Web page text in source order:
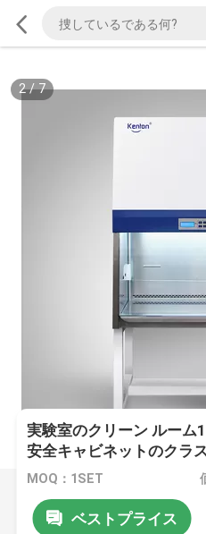
2/7
実験室のクリーン ルーム
安全キャビネットのクラ
ネット
MOQ：1SET
ベストプライス